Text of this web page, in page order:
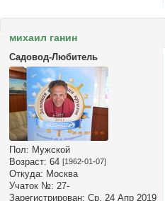
михаил ганин
Садовод-Любитель
Пол: Мужской
Возраст: 64 [1962-01-07]
Откуда: Москва
Учаток №: 27-
Зарегистрирован: Ср, 24 Апр 2019